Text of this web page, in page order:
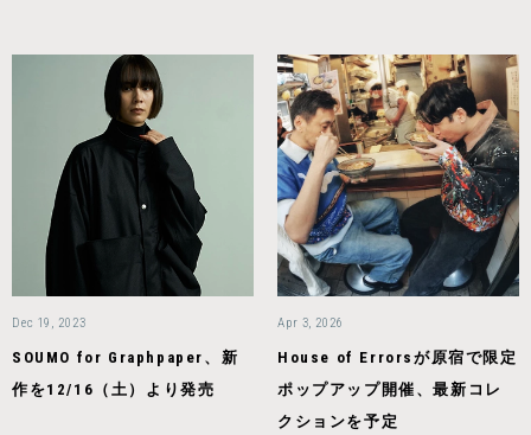
Dec 19, 2023
SOUMO for Graphpaper、新
作を12/16（土）より発売
Apr 3, 2026
House of Errorsが原宿で限定
ポップアップ開催、最新コレ
クションを予定